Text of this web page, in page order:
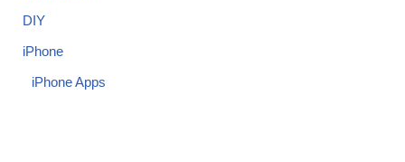
DIY
iPhone
iPhone Apps